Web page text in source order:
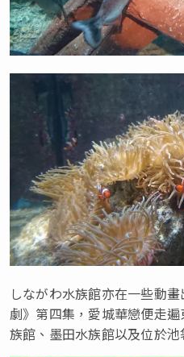
しながわ水族館亦在一些動
劇》第四集，愛城華戀便走
族館、墨田水族館以及位於池